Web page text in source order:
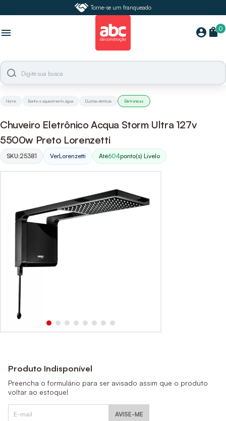
Torne-se um franqueado
menu account_circle 0
shopping_bag
Home Banho e aquecimento água Duchas eletricas Eletronicas
Chuveiro Eletrônico Acqua Storm Ultra 127v
5500w Preto Lorenzetti
SKU:25381 VerLorenzetti Até604ponto(s) Livelo
Produto Indisponível
Preencha o formulário para ser avisado assim que o produto
voltar ao estoque!
AVISE-ME